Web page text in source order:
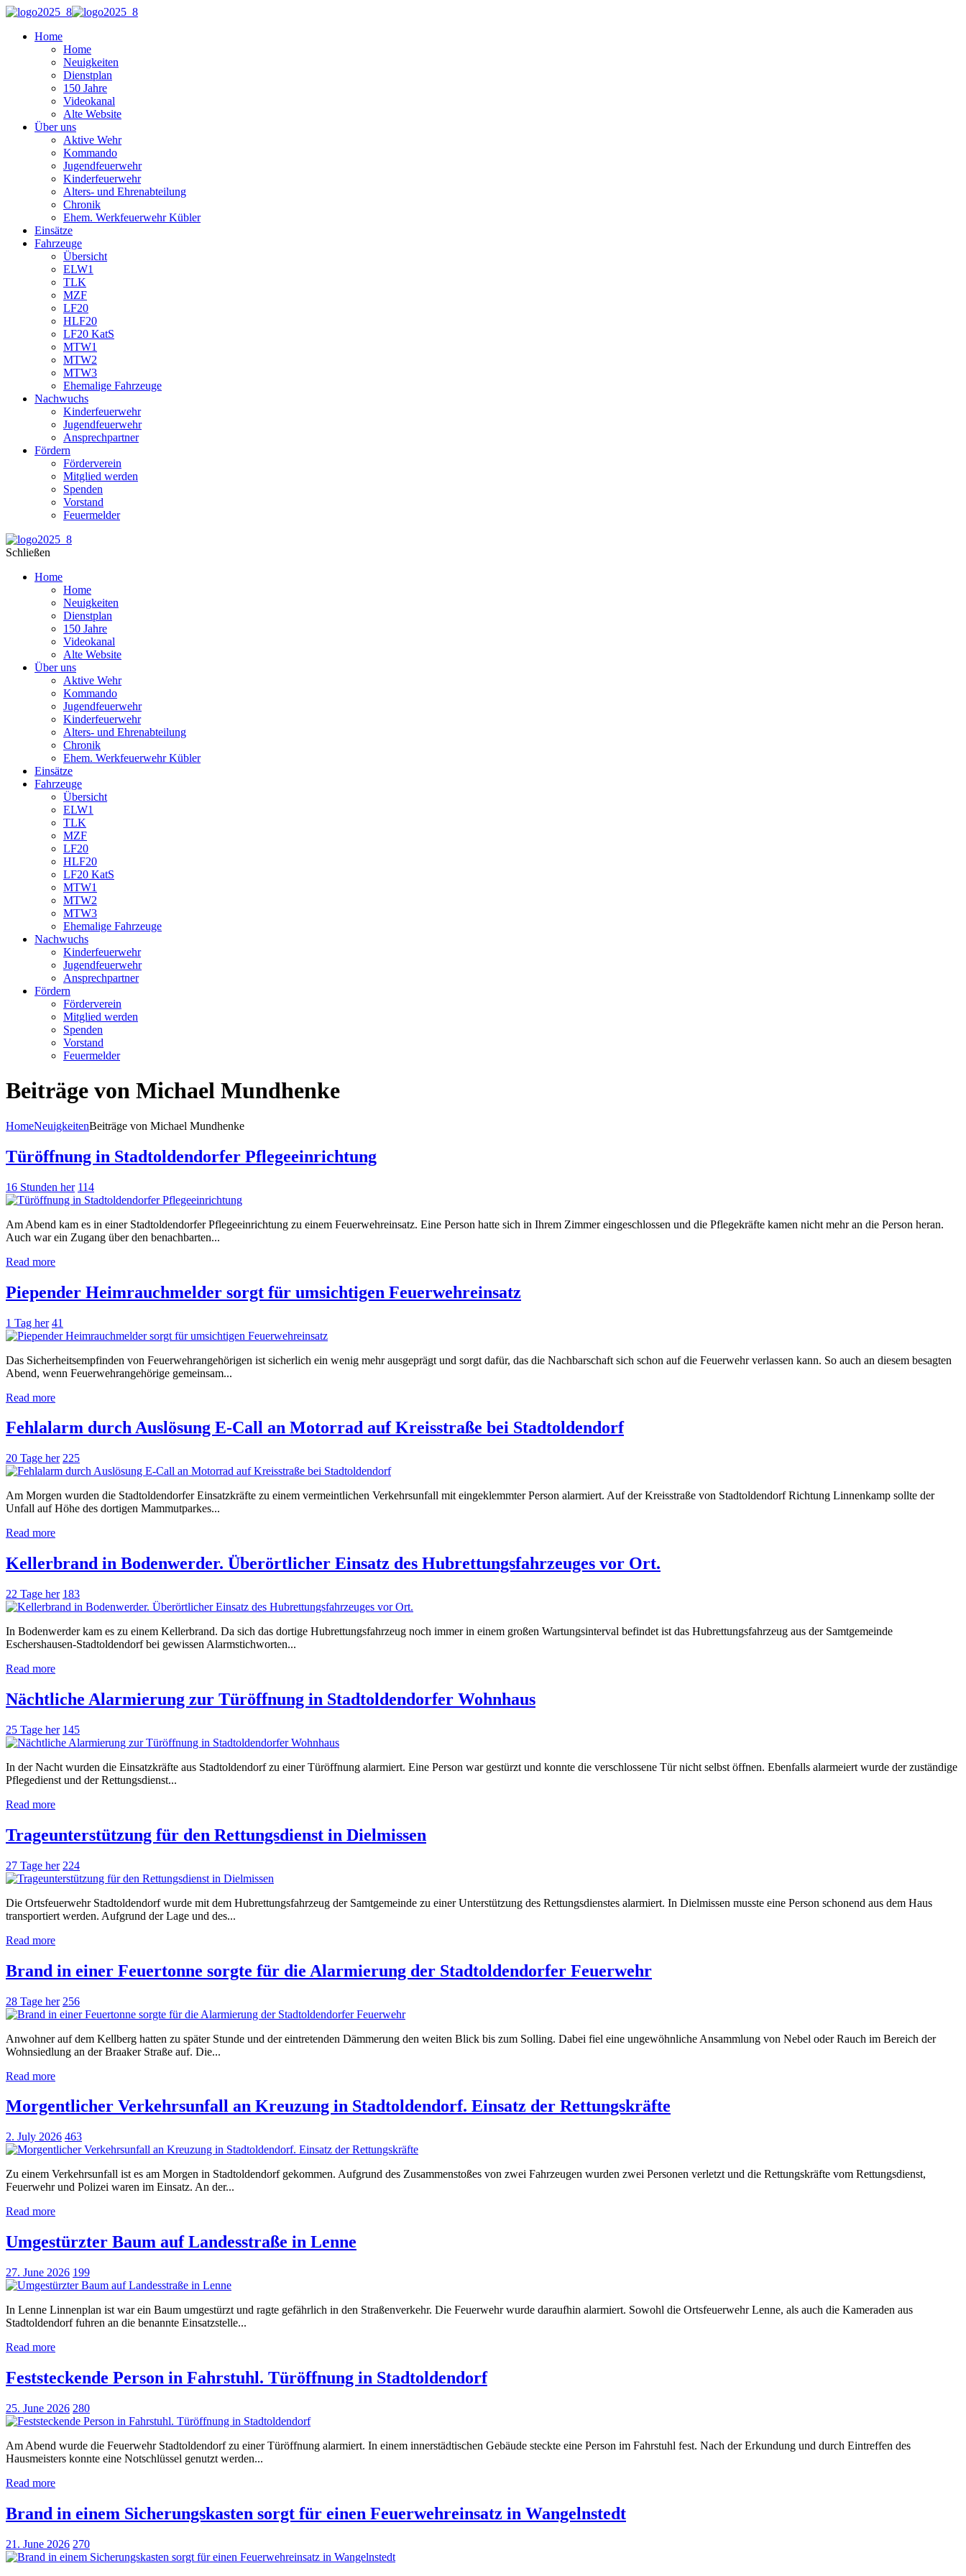
Home
Home
Neuigkeiten
Dienstplan
150 Jahre
Videokanal
Alte Website
Über uns
Aktive Wehr
Kommando
Jugendfeuerwehr
Kinderfeuerwehr
Alters- und Ehrenabteilung
Chronik
Ehem. Werkfeuerwehr Kübler
Einsätze
Fahrzeuge
Übersicht
ELW1
TLK
MZF
LF20
HLF20
LF20 KatS
MTW1
MTW2
MTW3
Ehemalige Fahrzeuge
Nachwuchs
Kinderfeuerwehr
Jugendfeuerwehr
Ansprechpartner
Fördern
Förderverein
Mitglied werden
Spenden
Vorstand
Feuermelder
Schließen
Home
Home
Neuigkeiten
Dienstplan
150 Jahre
Videokanal
Alte Website
Über uns
Aktive Wehr
Kommando
Jugendfeuerwehr
Kinderfeuerwehr
Alters- und Ehrenabteilung
Chronik
Ehem. Werkfeuerwehr Kübler
Einsätze
Fahrzeuge
Übersicht
ELW1
TLK
MZF
LF20
HLF20
LF20 KatS
MTW1
MTW2
MTW3
Ehemalige Fahrzeuge
Nachwuchs
Kinderfeuerwehr
Jugendfeuerwehr
Ansprechpartner
Fördern
Förderverein
Mitglied werden
Spenden
Vorstand
Feuermelder
Beiträge von Michael Mundhenke
HomeNeuigkeitenBeiträge von Michael Mundhenke
Türöffnung in Stadtoldendorfer Pflegeeinrichtung
16 Stunden her 114
Am Abend kam es in einer Stadtoldendorfer Pflegeeinrichtung zu einem Feuerwehreinsatz. Eine Person hatte sich in Ihrem Zimmer eingeschlossen und die Pflegekräfte kamen nicht mehr an die Person heran.
Auch war ein Zugang über den benachbarten...
Read more
Piepender Heimrauchmelder sorgt für umsichtigen Feuerwehreinsatz
1 Tag her 41
Das Sicherheitsempfinden von Feuerwehrangehörigen ist sicherlich ein wenig mehr ausgeprägt und sorgt dafür, das die Nachbarschaft sich schon auf die Feuerwehr verlassen kann. So auch an diesem besagten
Abend, wenn Feuerwehrangehörige gemeinsam...
Read more
Fehlalarm durch Auslösung E-Call an Motorrad auf Kreisstraße bei Stadtoldendorf
20 Tage her 225
Am Morgen wurden die Stadtoldendorfer Einsatzkräfte zu einem vermeintlichen Verkehrsunfall mit eingeklemmter Person alarmiert. Auf der Kreisstraße von Stadtoldendorf Richtung Linnenkamp sollte der
Unfall auf Höhe des dortigen Mammutparkes...
Read more
Kellerbrand in Bodenwerder. Überörtlicher Einsatz des Hubrettungsfahrzeuges vor Ort.
22 Tage her 183
In Bodenwerder kam es zu einem Kellerbrand. Da sich das dortige Hubrettungsfahrzeug noch immer in einem großen Wartungsinterval befindet ist das Hubrettungsfahrzeug aus der Samtgemeinde
Eschershausen-Stadtoldendorf bei gewissen Alarmstichworten...
Read more
Nächtliche Alarmierung zur Türöffnung in Stadtoldendorfer Wohnhaus
25 Tage her 145
In der Nacht wurden die Einsatzkräfte aus Stadtoldendorf zu einer Türöffnung alarmiert. Eine Person war gestürzt und konnte die verschlossene Tür nicht selbst öffnen. Ebenfalls alarmeiert wurde der zuständige
Pflegedienst und der Rettungsdienst...
Read more
Trageunterstützung für den Rettungsdienst in Dielmissen
27 Tage her 224
Die Ortsfeuerwehr Stadtoldendorf wurde mit dem Hubrettungsfahrzeug der Samtgemeinde zu einer Unterstützung des Rettungsdienstes alarmiert. In Dielmissen musste eine Person schonend aus dem Haus
transportiert werden. Aufgrund der Lage und des...
Read more
Brand in einer Feuertonne sorgte für die Alarmierung der Stadtoldendorfer Feuerwehr
28 Tage her 256
Anwohner auf dem Kellberg hatten zu später Stunde und der eintretenden Dämmerung den weiten Blick bis zum Solling. Dabei fiel eine ungewöhnliche Ansammlung von Nebel oder Rauch im Bereich der
Wohnsiedlung an der Braaker Straße auf. Die...
Read more
Morgentlicher Verkehrsunfall an Kreuzung in Stadtoldendorf. Einsatz der Rettungskräfte
2. July 2026 463
Zu einem Verkehrsunfall ist es am Morgen in Stadtoldendorf gekommen. Aufgrund des Zusammenstoßes von zwei Fahrzeugen wurden zwei Personen verletzt und die Rettungskräfte vom Rettungsdienst,
Feuerwehr und Polizei waren im Einsatz. An der...
Read more
Umgestürzter Baum auf Landesstraße in Lenne
27. June 2026 199
In Lenne Linnenplan ist war ein Baum umgestürzt und ragte gefährlich in den Straßenverkehr. Die Feuerwehr wurde daraufhin alarmiert. Sowohl die Ortsfeuerwehr Lenne, als auch die Kameraden aus
Stadtoldendorf fuhren an die benannte Einsatzstelle...
Read more
Feststeckende Person in Fahrstuhl. Türöffnung in Stadtoldendorf
25. June 2026 280
Am Abend wurde die Feuerwehr Stadtoldendorf zu einer Türöffnung alarmiert. In einem innerstädtischen Gebäude steckte eine Person im Fahrstuhl fest. Nach der Erkundung und durch Eintreffen des
Hausmeisters konnte eine Notschlüssel genutzt werden...
Read more
Brand in einem Sicherungskasten sorgt für einen Feuerwehreinsatz in Wangelnstedt
21. June 2026 270